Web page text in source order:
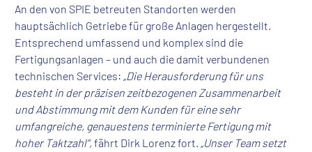
An den von SPIE betreuten Standorten werden
hauptsächlich Getriebe für große Anlagen hergestellt.
Entsprechend umfassend und komplex sind die
Fertigungsanlagen – und auch die damit verbundenen
technischen Services: „Die Herausforderung für uns
besteht in der präzisen zeitbezogenen Zusammenarbeit
und Abstimmung mit dem Kunden für eine sehr
umfangreiche, genauestens terminierte Fertigung mit
hoher Taktzahl“,fährt Dirk Lorenz fort. „Unser Team setzt